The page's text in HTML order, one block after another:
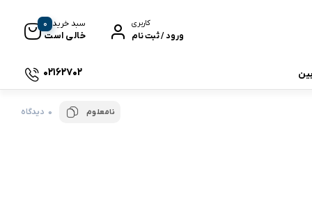
کاربری
ورود / ثبت نام
سبد خرید
خالی است
0
02162702
نامعلوم 0 دیدگاه